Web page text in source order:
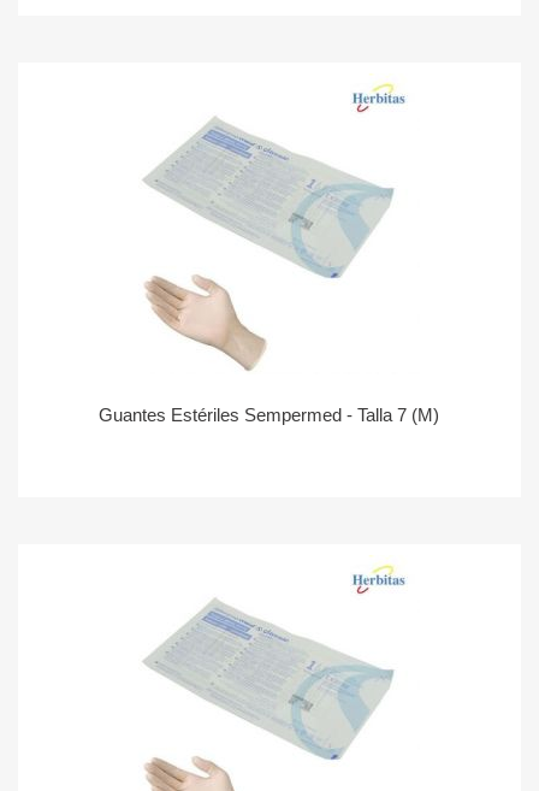
Guantes Estériles Sempermed - Talla 7 (M)